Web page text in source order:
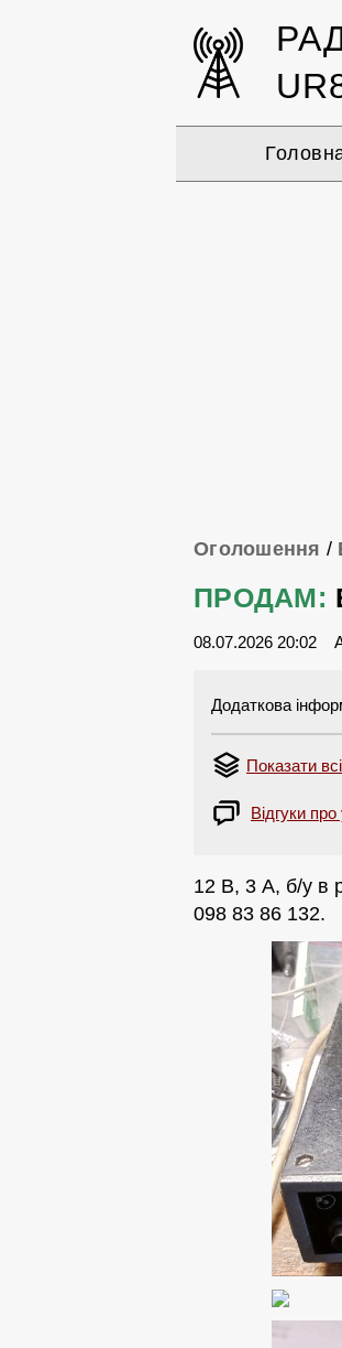
Оголошення /
ПРОДАМ:
08.07.2026 20:02
Додаткова
Показати
Відгуки
12 В, 3 А, б/у в
098 83 86 132.